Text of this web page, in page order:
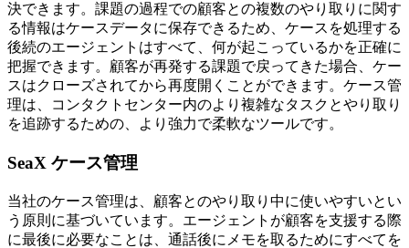
決できます。課題の過程での顧客との複数のやり取りに関す
る情報はケースデータに保存できるため、ケースを処理する
後続のエージェントはすべて、何が起こっているかを正確に
把握できます。顧客が再発する課題で戻ってきた場合、ケー
スはクローズされてから再度開くことができます。ケース管
理は、コンタクトセンター内のより複雑なタスクとやり取り
を追跡するための、より強力で柔軟なツールです。
SeaX ケース管理
当社のケース管理は、顧客とのやり取り中に使いやすいとい
う原則に基づいています。エージェントが顧客を支援する際
に最後に必要なことは、通話後にメモを取るためにすべてを